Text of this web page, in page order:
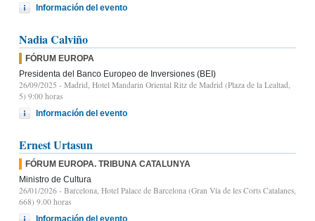
Información del evento
Nadia Calviño
FÓRUM EUROPA
Presidenta del Banco Europeo de Inversiones (BEI)
26/09/2025 - Madrid, Hotel Mandarin Oriental Ritz de Madrid (Plaza de la Lealtad,
5) 9:00 horas
Información del evento
Ernest Urtasun
FÓRUM EUROPA. TRIBUNA CATALUNYA
Ministro de Cultura
26/01/2026 - Barcelona, Hotel Palace de Barcelona (Gran Vía de les Corts Catalanes,
668) 9.00 horas
Información del evento